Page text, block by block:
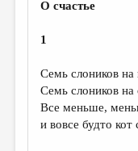
КУЛЬТУРОВЕДЕНИЕ
О счастье
1
Семь слоников на
Семь слоников на
Все меньше,
и вовсе будто